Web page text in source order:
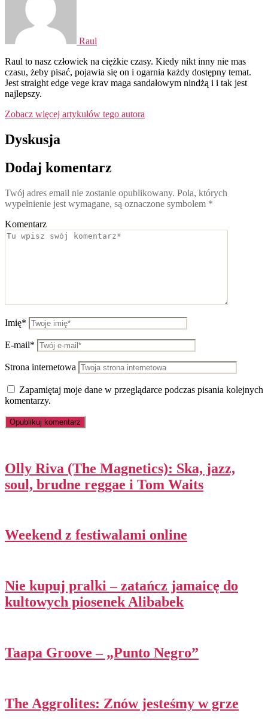
Raul
Raul to nasz człowiek na ciężkie czasy. Kiedy nikt inny nie mas
czasu, żeby pisać, pojawia się on i ogarnia każdy dostępny temat.
Jest straight edge vege krav maga sandałowym nindżą i i tak jest
najlepszy.
Zobacz więcej artykułów tego autora
Dyskusja
Dodaj komentarz
Twój adres email nie zostanie opublikowany. Pola, których
wypełnienie jest wymagane, są oznaczone symbolem *
Komentarz
Imię*
E-mail*
Strona internetowa
Zapamiętaj moje dane w przeglądarce podczas pisania kolejnych
komentarzy.
Olly Riva (The Magnetics): Ska, jazz,
soul, brudne reggae i Tom Waits
Weekend z festiwalami online
Nie kupuj pralki – zatańcz jamaicę do
kultowych piosenek Alibabek
Taapa Groove – „Punto Negro”
The Aggrolites: Znów jesteśmy w grze